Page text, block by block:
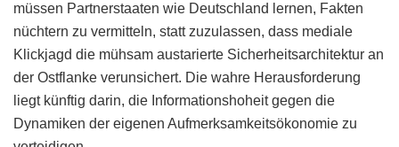
müssen Partnerstaaten wie Deutschland lernen, Fakten
nüchtern zu vermitteln, statt zuzulassen, dass mediale
Klickjagd die mühsam austarierte Sicherheitsarchitektur an
der Ostflanke verunsichert. Die wahre Herausforderung
liegt künftig darin, die Informationshoheit gegen die
Dynamiken der eigenen Aufmerksamkeitsökonomie zu